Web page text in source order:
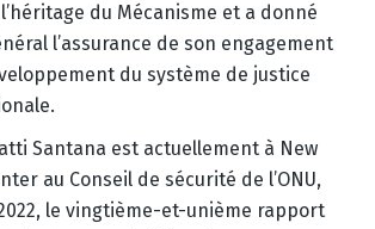
du Mécanisme et a donné
l’assurance de son engagement
du système de justice
Santana est actuellement à New
au Conseil de sécurité de l’ONU,
le vingtième-et-unième rapport